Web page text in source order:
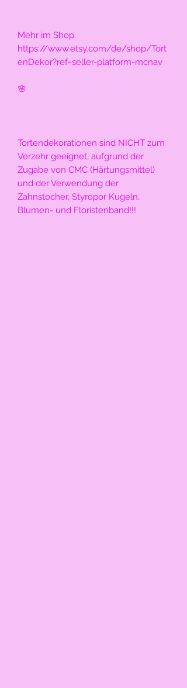
Mehr im Shop:
https://www.etsy.com/de/shop/Tort
enDekor?ref=seller-platform-mcnav
🌸
Tortendekorationen sind NICHT zum
Verzehr geeignet, aufgrund der
Zugabe von CMC (Härtungsmittel)
und der Verwendung der
Zahnstocher, Styropor Kugeln,
Blumen- und Floristenband!!!